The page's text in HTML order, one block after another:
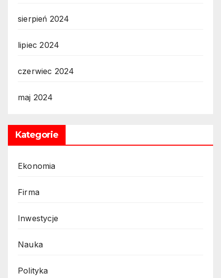
sierpień 2024
lipiec 2024
czerwiec 2024
maj 2024
Kategorie
Ekonomia
Firma
Inwestycje
Nauka
Polityka